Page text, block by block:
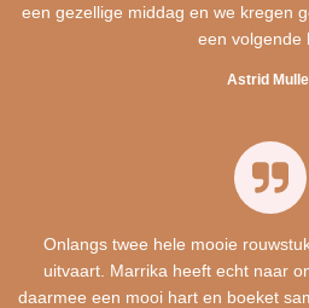
een gezellige middag en we kregen
een volgende
Astrid
Onlangs twee hele mooie
uitvaart. Marrika heeft echt naar
daarmee een mooi hart en boeket